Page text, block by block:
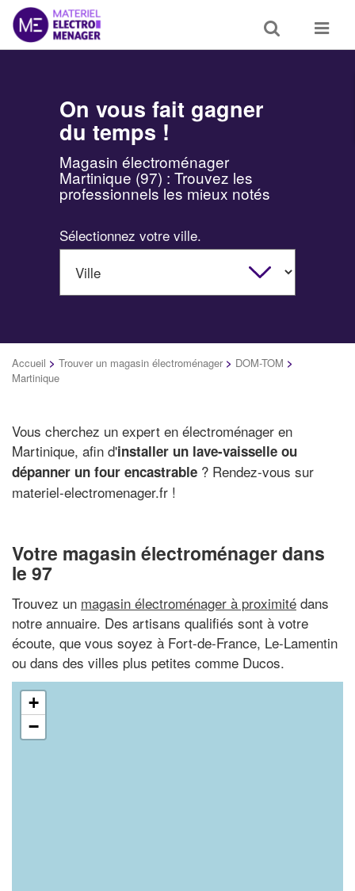
Toggle
search
Toggle
On vous fait gagner
du temps !
Magasin électroménager
Martinique (97) : Trouvez les
professionnels les mieux notés
Sélectionnez votre ville.
Accueil > Trouver un magasin électroménager > DOM-TOM >
Martinique
Vous cherchez un expert en électroménager en
Martinique, afin d'installer un lave-vaisselle ou
dépanner un four encastrable ? Rendez-vous sur
materiel-electromenager.fr !
Votre magasin électroménager dans
le 97
Trouvez un magasin électroménager à proximité dans
notre annuaire. Des artisans qualifiés sont à votre
écoute, que vous soyez à Fort-de-France, Le-Lamentin
ou dans des villes plus petites comme Ducos.
+
−